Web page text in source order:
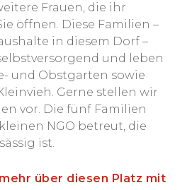
Frauen, die ihr
öffnen. Diese Familien –
in diesem Dorf –
und leben
und Obstgarten sowie
Gerne stellen wir
vor. Die fünf Familien
NGO betreut, die
ist.
über diesen Platz mit